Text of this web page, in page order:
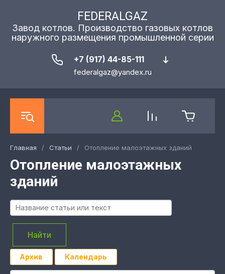
FEDERALGAZ
Завод котлов. Производство газовых котлов
наружного размещения промышленной серии
+7 (917) 44-85-111
federalgaz@yandex.ru
Главная / Статьи / Отопление малоэтажных зданий
Отопление малоэтажных
зданий
Найти
Архив Календарь